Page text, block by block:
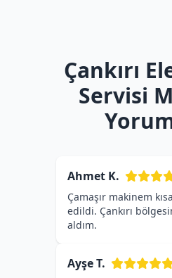
Çankırı
Servisi
Ahmet K.
Çamaşır makinem
edildi. Çankırı
aldım.
Ayşe T.